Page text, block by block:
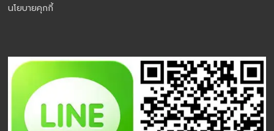
นโยบายคุกกี้